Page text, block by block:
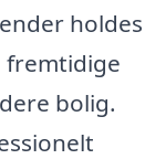
holdes
fremtidige
bolig.